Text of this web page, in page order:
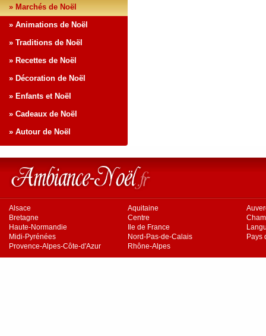
» Marchés de Noël
» Animations de Noël
» Traditions de Noël
» Recettes de Noël
» Décoration de Noël
» Enfants et Noël
» Cadeaux de Noël
» Autour de Noël
Alsace Aquitaine
Bretagne
Centre
Haute-Normandie
Ile de France
Midi-Pyrénées
Nord-Pas-de-Calais
Pays
Provence-Alpes-Côte-d'Azur
Rhône-Alpes